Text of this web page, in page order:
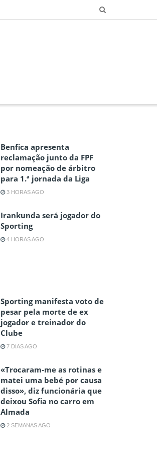
Benfica apresenta
reclamação junto da FPF
por nomeação de árbitro
para 1.ª jornada da Liga
3 HORAS AGO
Irankunda será jogador do
Sporting
4 HORAS AGO
Sporting manifesta voto de
pesar pela morte de ex
jogador e treinador do
Clube
7 DIAS AGO
«Trocaram-me as rotinas e
matei uma bebé por causa
disso», diz funcionária que
deixou Sofia no carro em
Almada
2 SEMANAS AGO